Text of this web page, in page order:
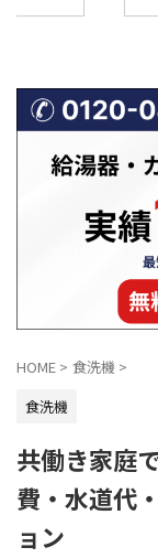
が非常に多いの
、止水栓の開
ーの詰まりな
で解決できる原
す。 この記事
つ 自分でできる
理を呼ぶ判 ...
HOME > 食洗機 >
食洗機
共働き家庭
費・水道代
ョン